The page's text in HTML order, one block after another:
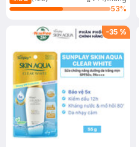
53%
-35 %